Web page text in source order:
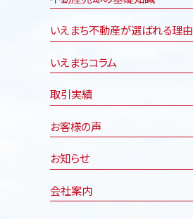
いえまち不動産が選ばれる理由
いえまちコラム
取引実績
お客様の声
お知らせ
会社案内